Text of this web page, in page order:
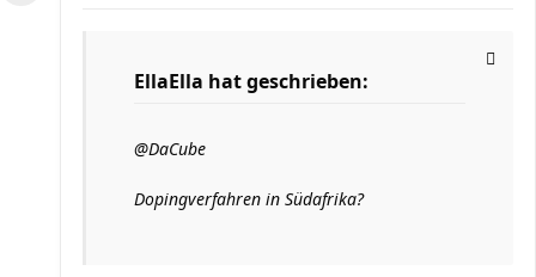
EllaElla hat geschrieben:
@DaCube
Dopingverfahren in Südafrika?